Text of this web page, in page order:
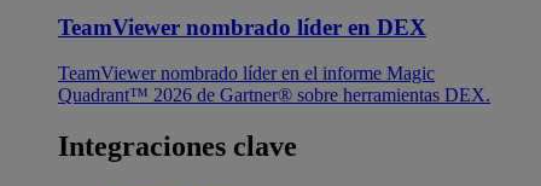
TeamViewer nombrado líder en DEX
TeamViewer nombrado líder en el informe Magic
Quadrant™ 2026 de Gartner® sobre herramientas DEX.
Integraciones clave